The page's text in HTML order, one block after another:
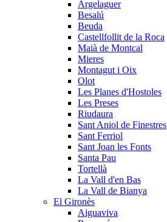
Argelaguer
Besalú
Beuda
Castellfollit de la Roca
Maià de Montcal
Mieres
Montagut i Oix
Olot
Les Planes d'Hostoles
Les Preses
Riudaura
Sant Aniol de Finestres
Sant Ferriol
Sant Joan les Fonts
Santa Pau
Tortellà
La Vall d'en Bas
La Vall de Bianya
El Gironès
Aiguaviva